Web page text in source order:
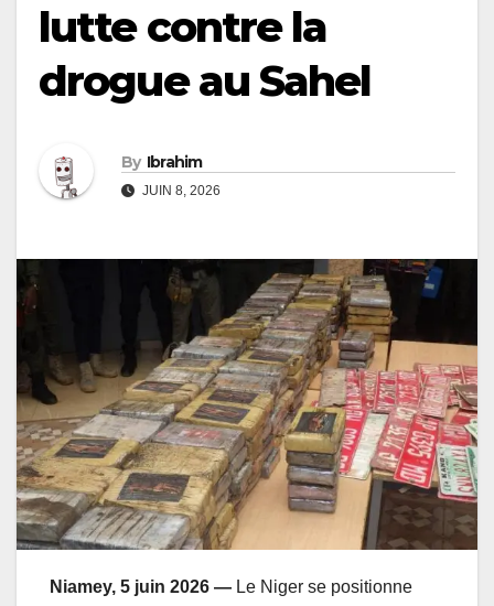
lutte contre la
drogue au Sahel
By Ibrahim
JUIN 8, 2026
Niamey, 5 juin 2026 — Le Niger se positionne